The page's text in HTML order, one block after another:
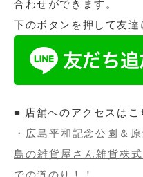
合わせができます。
下のボタンを押して友達
■ 店舗へのアクセスはこ
・ 広島平和記念公園＆
島の雑貨屋さん雑貨株